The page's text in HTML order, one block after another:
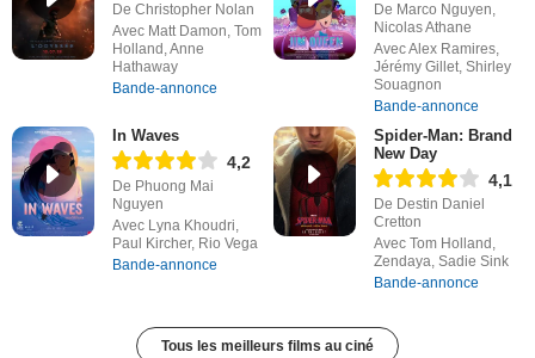
De Christopher Nolan
Avec Matt Damon, Tom
Holland, Anne
Hathaway
Bande-annonce
De Marco Nguyen,
Nicolas Athane
Avec Alex Ramires,
Jérémy Gillet, Shirley
Souagnon
Bande-annonce
In Waves
4,2
De Phuong Mai
Nguyen
Avec Lyna Khoudri,
Paul Kircher, Rio Vega
Bande-annonce
Spider-Man: Brand
New Day
4,1
De Destin Daniel
Cretton
Avec Tom Holland,
Zendaya, Sadie Sink
Bande-annonce
Tous les meilleurs films au ciné